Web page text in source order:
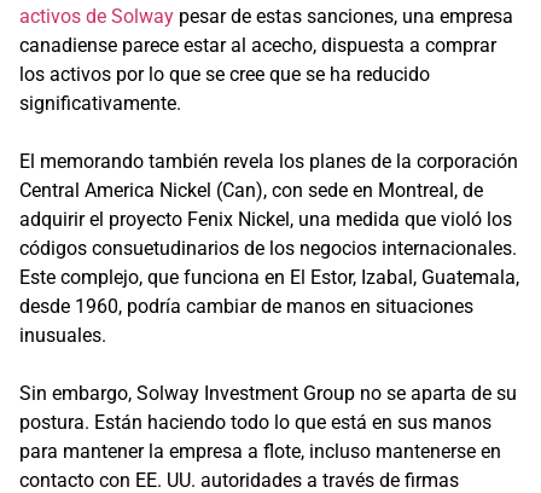
activos de Solway pesar de estas sanciones, una empresa
canadiense parece estar al acecho, dispuesta a comprar
los activos por lo que se cree que se ha reducido
significativamente.
El memorando también revela los planes de la corporación
Central America Nickel (Can), con sede en Montreal, de
adquirir el proyecto Fenix Nickel, una medida que violó los
códigos consuetudinarios de los negocios internacionales.
Este complejo, que funciona en El Estor, Izabal, Guatemala,
desde 1960, podría cambiar de manos en situaciones
inusuales.
Sin embargo, Solway Investment Group no se aparta de su
postura. Están haciendo todo lo que está en sus manos
para mantener la empresa a flote, incluso mantenerse en
contacto con EE. UU. autoridades a través de firmas